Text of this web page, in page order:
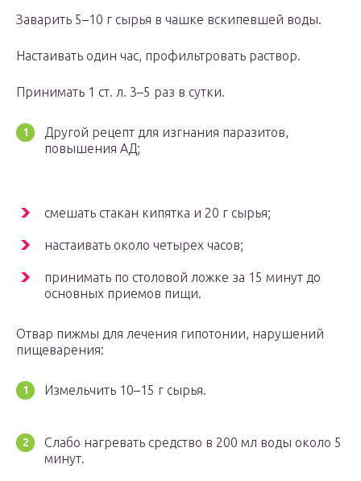
Заварить 5–10 г сырья в чашке вскипевшей воды.
Настаивать один час, профильтровать раствор.
Принимать 1 ст. л. 3–5 раз в сутки.
Другой рецепт для изгнания паразитов,
повышения АД;
смешать стакан кипятка и 20 г сырья;
настаивать около четырех часов;
принимать по столовой ложке за 15 минут до
основных приемов пищи.
Отвар пижмы для лечения гипотонии, нарушений
пищеварения:
Измельчить 10–15 г сырья.
Слабо нагревать средство в 200 мл воды около 5
минут.